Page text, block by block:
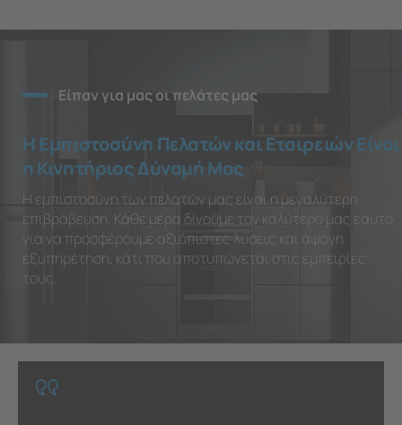
Είπαν για μας οι πελάτες μας
Η Εμπιστοσύνη Πελατών και Εταιρειών Είναι
η Κινητήριος Δύναμή Μας
Η εμπιστοσύνη των πελατών μας είναι η μεγαλύτερη
επιβράβευση. Κάθε μέρα δίνουμε τον καλύτερό μας εαυτό
για να προσφέρουμε αξιόπιστες λύσεις και άψογη
εξυπηρέτηση, κάτι που αποτυπώνεται στις εμπειρίες
τους.